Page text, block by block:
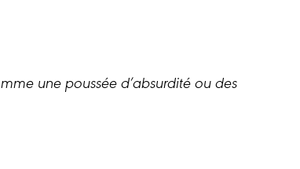
une poussée d’absurdité ou des